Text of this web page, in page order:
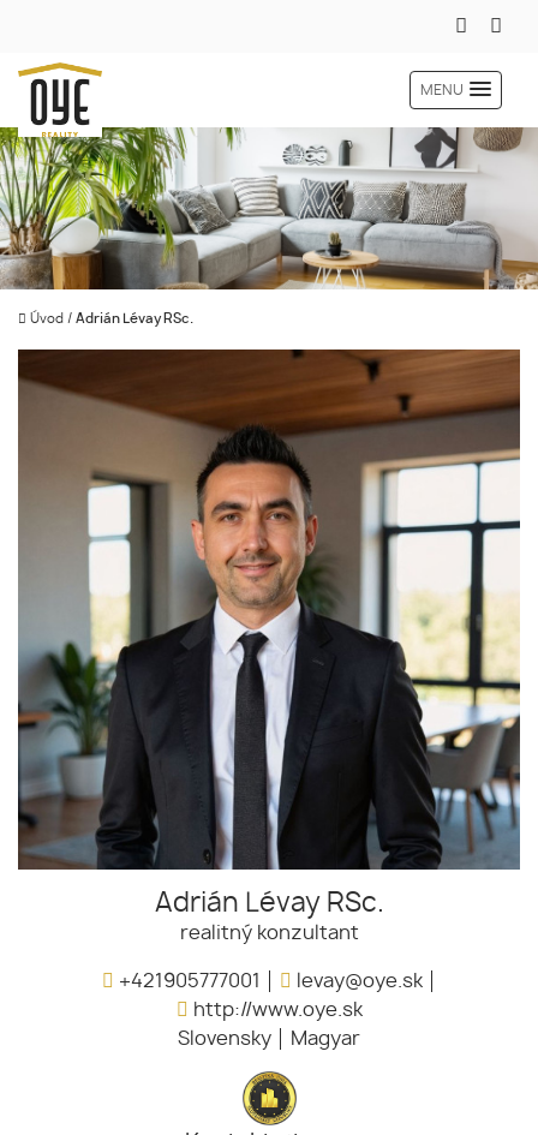
MENU
Úvod / Adrián Lévay RSc.
Adrián Lévay RSc.
realitný konzultant
+421905777001
levay@oye.sk
http://www.oye.sk
Slovensky
Magyar